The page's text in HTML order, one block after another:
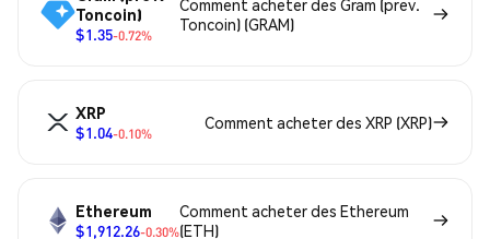
Toncoin)
$1.35-0.72%
Comment acheter des Gram (prev.
Toncoin) (GRAM)
XRP
$1.04-0.10%
Comment acheter des XRP (XRP)
Ethereum
$1,912.26-0.30%
Comment acheter des Ethereum
(ETH)